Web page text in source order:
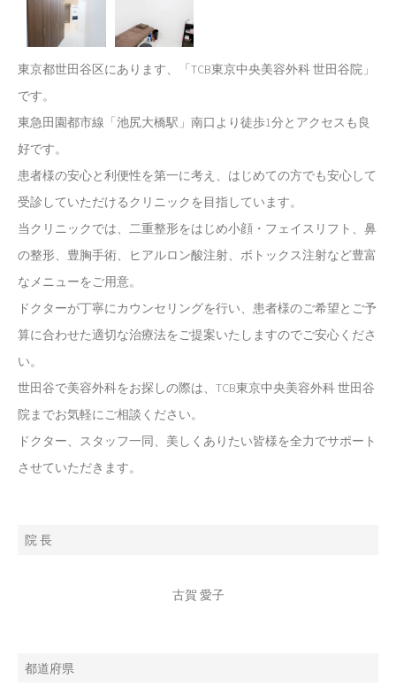
東京都世田谷区にあります、「TCB東京中央美容外科 世田谷院」
です。
東急田園都市線「池尻大橋駅」南口より徒歩1分とアクセスも良
好です。
患者様の安心と利便性を第一に考え、はじめての方でも安心して
受診していただけるクリニックを目指しています。
当クリニックでは、二重整形をはじめ小顔・フェイスリフト、鼻
の整形、豊胸手術、ヒアルロン酸注射、ボトックス注射など豊富
なメニューをご用意。
ドクターが丁寧にカウンセリングを行い、患者様のご希望とご予
算に合わせた適切な治療法をご提案いたしますのでご安心くださ
い。
世田谷で美容外科をお探しの際は、TCB東京中央美容外科 世田谷
院までお気軽にご相談ください。
ドクター、スタッフ一同、美しくありたい皆様を全力でサポート
させていただきます。
院 長
古賀 愛子
都道府県